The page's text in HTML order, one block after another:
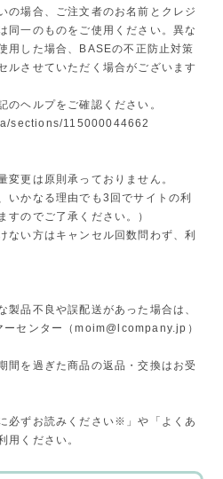
場合、ご注文者のお名前とクレジ
同一のものをご使用ください。異な
用した場合、BASEの不正防止対策
ルさせていただく場合がございます
のヘルプをご確認ください。
sections/115000044662
変更は原則承っておりません。
いかなる理由でも3回でサイトの利
すのでご了承ください。）
ない方はキャンセル回数問わず、利
製品不良や誤配送があった場合は、
ーセンター（moim@lcompany.jp ）
間を過ぎた商品の返品・交換はお受
必ずお読みください※」や「よくあ
用ください。